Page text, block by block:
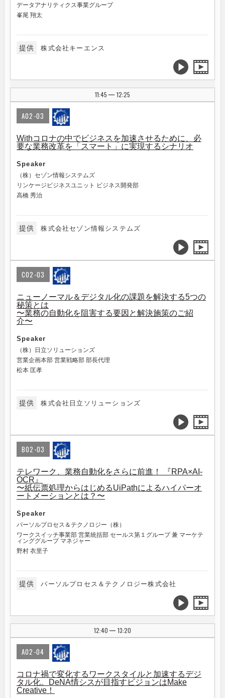
データアナリティクス事業グループ
峯尾 翔太
提供 株式会社キーエンス
11:45 | 12:25
A02-03
Withコロナの中でビジネスを加速させるために、必
要な業務改革を「スマート」に実現するシナリオ
Speaker
（株）セゾン情報システムズ
リンケージビジネスユニット ビジネス開発部
高橋 秀治
提供 株式会社セゾン情報システムズ
C02-03
ニューノーマル＆デジタル化の課題を解決する5つの
秘策とは
〜業務の自動化を阻害する要因と解決施策のご紹
介〜
Speaker
（株）日立ソリューションズ
営業企画本部 営業戦略部 部長代理
松本 匡孝
提供 株式会社日立ソリューションズ
B02-03
テレワーク、業務自動化をさらに前進！ 『RPA×AI-
OCR』
〜紙伝票処理からはじめるUiPathによるハイパーオ
ートメーションとは？〜
Speaker
パーソルプロセス＆テクノロジー（株）
ワークスイッチ事業部 営業統括部 セールス第１グループ 兼 マーケテ
ィンググループ マネジャー
野村 衣里子
提供 パーソルプロセス＆テクノロジー株式会社
12:40 | 13:20
A02-04
コロナ禍で変化するワークスタイルと加速するデジ
タル化。DeNA情シスが目指すビジョンはMake
Creative！